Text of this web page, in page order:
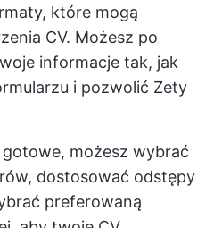
które mogą
CV. Możesz po
informacje tak, jak
i pozwolić Zety
możesz wybrać
dostosować odstępy
preferowaną